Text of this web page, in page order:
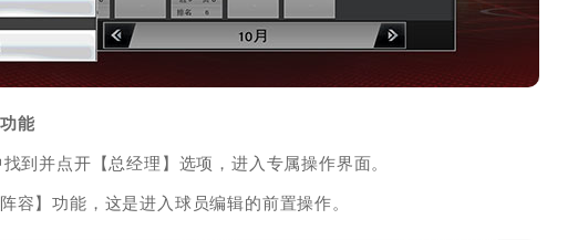
能
到并点开【总经理】选项，进入专属操作界面。
容】功能，这是进入球员编辑的前置操作。